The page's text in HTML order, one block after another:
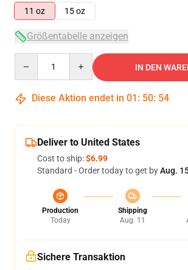
11 oz
15 oz
Größentabelle anzeigen
IN DEN
Diese Aktion endet in 01 : 50: 54
Deliver to United States
Cost to ship:$6.99
Standard - Order today to get byAug.
Production
Today
Shipping
Aug. 11
Sichere Transaktion